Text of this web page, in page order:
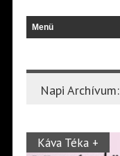
Napi Archívum:
Káva Téka +